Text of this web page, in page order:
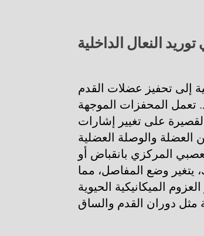
النعال الداخلية
إلى تحفيز عضلات القدم
تعمل المحفزات الموجهة
على تغيير إشارات
والوصلة العضلية
المركزي بانقباض أو
يتغير وضع المفاصل، مما
الميكانيكية الحيوية